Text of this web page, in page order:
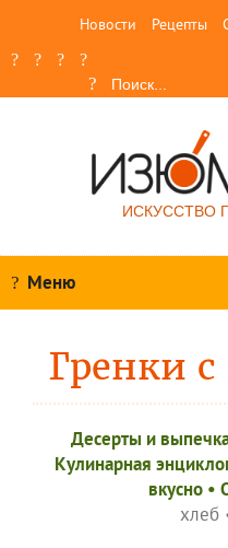
Новости Рецепты
ИСКУССТВО
Меню
Гренки
Десерты и
Кулинарная
вкусно •
хлеб